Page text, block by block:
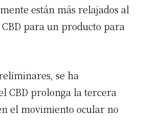
están más relajados al
para un producto para
se ha
CBD prolonga la tercera
el movimiento ocular no